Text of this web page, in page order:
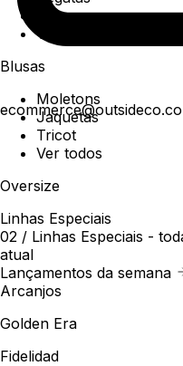
Polo
Ver todos
Blusas
Moletons
Jaquetas
Tricot
Ver todos
Oversize
Linhas Especiais
02 / Linhas Especiais -
atual
Lançamentos da semana
Arcanjos
Golden Era
Fidelidad